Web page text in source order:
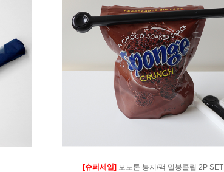
[슈퍼세일]모노톤 봉지/팩 밀봉클립 2P SET